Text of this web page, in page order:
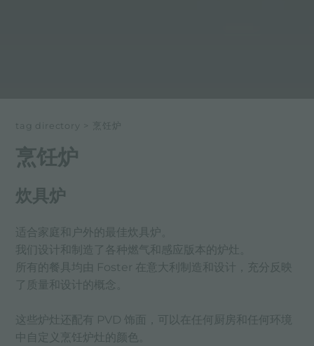
tag directory > 烹饪炉
烹饪炉
炊具炉
适合家庭和户外的最佳炊具炉。
我们设计和制造了各种燃气和感应版本的炉灶。
所有的餐具均由 Foster 在意大利制造和设计，充分反映
了质量和设计的概念。
这些炉灶还配有 PVD 饰面，可以在任何厨房和任何环境
中自定义烹饪炉灶的颜色。